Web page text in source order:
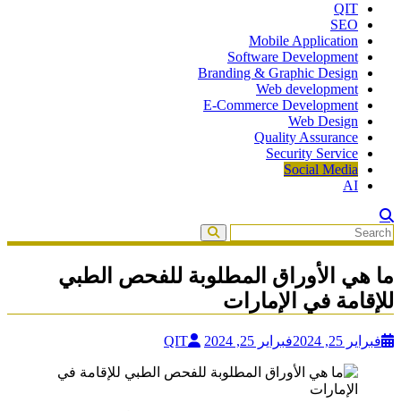
QIT
SEO
Mobile Application
Software Development
Branding & Graphic Design
Web development
E-Commerce Development
Web Design
Quality Assurance
Security Service
Social Media
AI
ما هي الأوراق المطلوبة للفحص الطبي
للإقامة في الإمارات
فبراير 25, 2024 فبراير 25, 2024 QIT